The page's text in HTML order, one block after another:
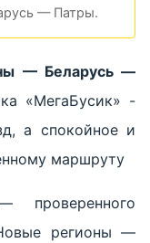
— Патры.
— Беларусь —
«МегаБусик» -
а спокойное и
маршруту
проверенного
регионы —